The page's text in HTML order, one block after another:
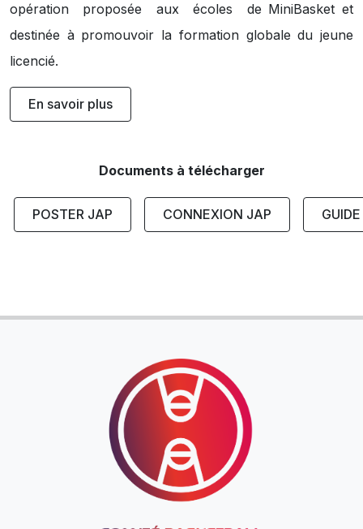
opération proposée aux écoles de MiniBasket et
destinée à promouvoir la formation globale du jeune
licencié.
En savoir plus
Documents à télécharger
POSTER JAP CONNEXION JAP